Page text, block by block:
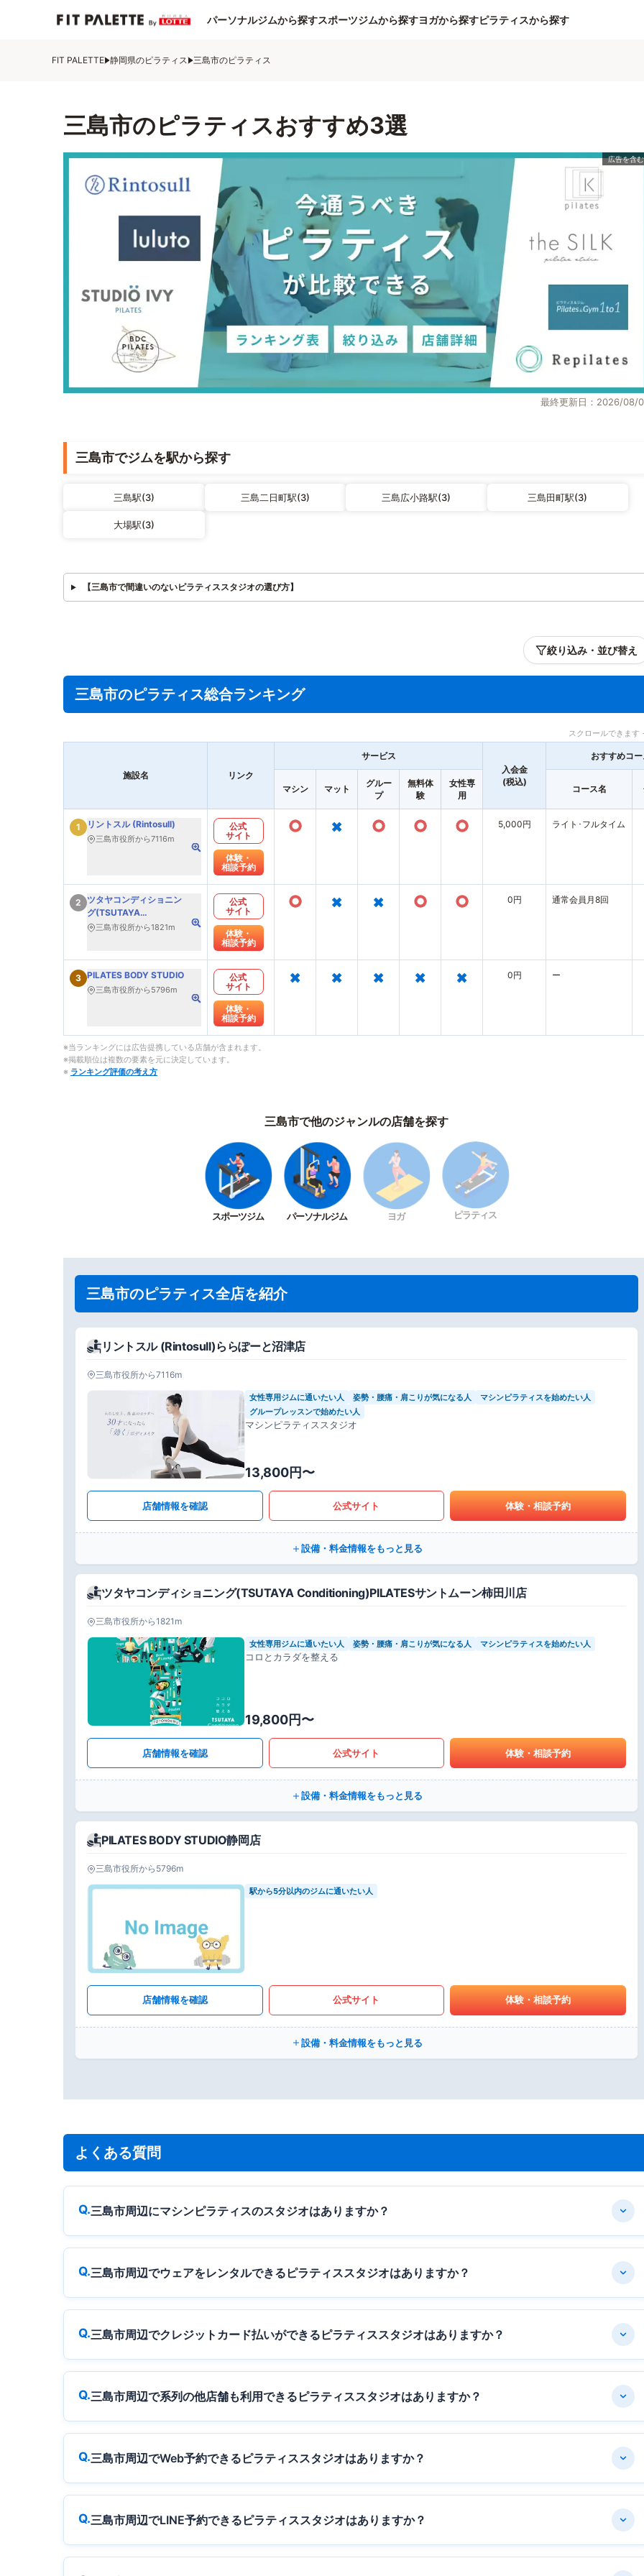
パーソナルジムから探すスポーツジムから探すヨガから探すピラティスから探す
FIT PALETTE 静岡県のピラティス 三島市のピラティス
三島市のピラティスおすすめ3選
最終更新日：2026/08/
三島市でジムを駅から探す
三島駅(3) 三島二日町駅(3) 三島広小路駅(3) 三島田町駅(3)
大場駅(3)
【三島市で間違いのないピラティススタジオの選び方】
絞り込み・並び替え
三島市のピラティス総合ランキング
スクロールできます
施設名 リンク
サービス
入会金
(税込)
おすすめコー
マシン マット
グルー
プ
無料体
験
女性専
用
コース名
1 リントスル (Rintosull)
三島市役所から7116m
公式
サイト
体験・
相談予約
○ × ○ ○ ○ 5,000円 ライト･フルタイム
2 ツタヤコンディショニン
グ(TSUTAYA
Conditioning)PILATES
三島市役所から1821m
公式
サイト
体験・
相談予約
○ × × ○ ○ 0円 通常会員月8回
3 PILATES BODY STUDIO
三島市役所から5796m
公式
サイト
体験・
相談予約
× × × × × 0円 ー
※当ランキングには広告提携している店舗が含まれます。
※掲載順位は複数の要素を元に決定しています。
※ ランキング評価の考え方
三島市で他のジャンルの店舗を探す
スポーツジム パーソナルジム ヨガ ピラティス
三島市のピラティス全店を紹介
リントスル (Rintosull)ららぽーと沼津店
三島市役所から7116m
女性専用ジムに通いたい人 姿勢・腰痛・肩こりが気になる人
マシンピラティスを始めたい人
グループレッスンで始めたい人
マシンピラティススタジオ
13,800円〜
店舗情報を確認 公式サイト 体験・相談予約
設備・料金情報をもっと見る
ツタヤコンディショニング(TSUTAYA Conditioning)PILATESサントムーン柿田川店
三島市役所から1821m
女性専用ジムに通いたい人 姿勢・腰痛・肩こりが気になる人 マシンピラティスを始めたい人
コロとカラダを整える
19,800円〜
店舗情報を確認 公式サイト 体験・相談予約
設備・料金情報をもっと見る
PILATES BODY STUDIO静岡店
三島市役所から5796m
駅から5分以内のジムに通いたい人
店舗情報を確認 公式サイト 体験・相談予約
設備・料金情報をもっと見る
よくある質問
三島市周辺にマシンピラティスのスタジオはありますか？
三島市周辺でウェアをレンタルできるピラティススタジオはありますか？
三島市周辺でクレジットカード払いができるピラティススタジオはありますか？
三島市周辺で系列の他店舗も利用できるピラティススタジオはありますか？
三島市周辺でWeb予約できるピラティススタジオはありますか？
三島市周辺でLINE予約できるピラティススタジオはありますか？